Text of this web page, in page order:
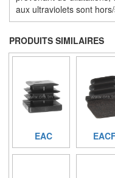
aux ultraviolets sont
PRODUITS SIMILAIRES
EAC